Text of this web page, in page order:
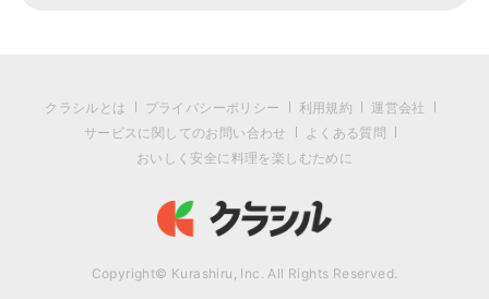
クラシルとは プライバシーポリシー 利用規約
運営会社
サービスに関してのお問い合わせ
よくある質問
おいしく安全に料理を楽しむために
Copyright© Kurashiru, Inc. All Rights Reserved.